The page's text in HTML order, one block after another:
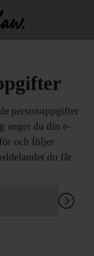
personuppgifter
anger du din e-
och följer
du får.